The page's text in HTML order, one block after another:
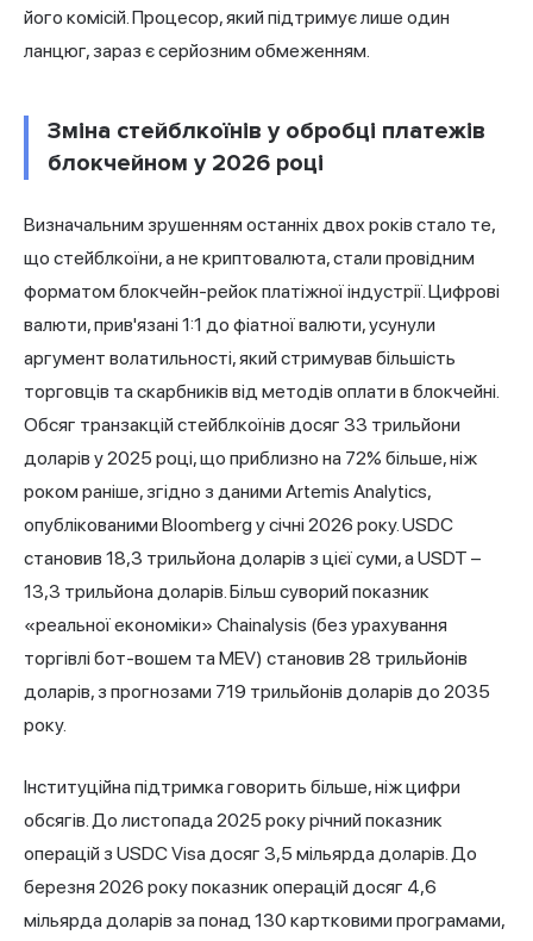
його комісій. Процесор, який підтримує лише один
ланцюг, зараз є серйозним обмеженням.
Зміна стейблкоїнів у обробці платежів
блокчейном у 2026 році
Визначальним зрушенням останніх двох років стало те,
що стейблкоїни, а не криптовалюта, стали провідним
форматом блокчейн-рейок платіжної індустрії. Цифрові
валюти, прив'язані 1:1 до фіатної валюти, усунули
аргумент волатильності, який стримував більшість
торговців та скарбників від методів оплати в блокчейні.
Обсяг транзакцій стейблкоїнів досяг 33 трильйони
доларів у 2025 році, що приблизно на 72% більше, ніж
роком раніше, згідно з даними Artemis Analytics,
опублікованими Bloomberg у січні 2026 року. USDC
становив 18,3 трильйона доларів з цієї суми, а USDT –
13,3 трильйона доларів. Більш суворий показник
«реальної економіки» Chainalysis (без урахування
торгівлі бот-вошем та MEV) становив 28 трильйонів
доларів, з прогнозами 719 трильйонів доларів до 2035
року.
Інституційна підтримка говорить більше, ніж цифри
обсягів. До листопада 2025 року річний показник
операцій з USDC Visa досяг 3,5 мільярда доларів. До
березня 2026 року показник операцій досяг 4,6
мільярда доларів за понад 130 картковими програмами,